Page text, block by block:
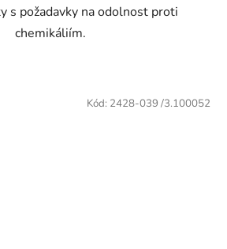
s požadavky na odolnost proti
chemikáliím.
Kód: 2428-039 /3.100052